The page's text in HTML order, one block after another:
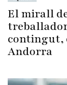
El mirall
contingut,
Andorra